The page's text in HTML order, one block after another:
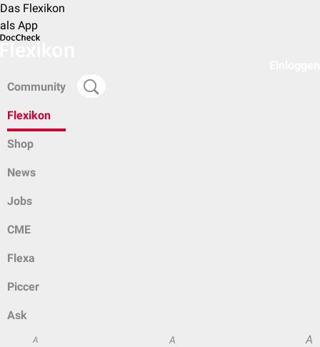
Das Flexikon
als App
Community
Flexikon
Shop
News
Jobs
CME
Flexa
Piccer
Ask
A A A